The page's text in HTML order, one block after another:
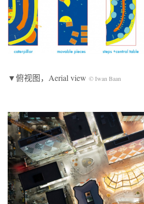
▼俯视图，Aerial view © Iwan Baan